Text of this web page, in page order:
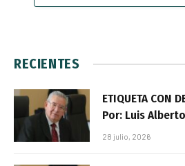
RECIENTES
ETIQUETA CON
Por: Luis
28 julio, 2026